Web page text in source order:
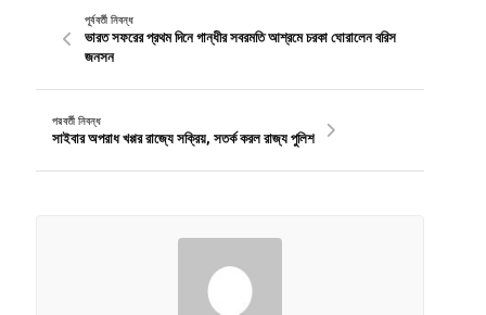
পূর্ববর্তী নিবন্ধ
ভারত সফরের প্রথম দিনে গান্ধীর সবরমতি আশ্রমে চরকা ঘোরালেন বরিস
জনসন
পরবর্তী নিবন্ধ
সাইবার অপরাধ খপ্পর রাজ্যে সক্রিয়, সতর্ক করল রাজ্য পুলিশ